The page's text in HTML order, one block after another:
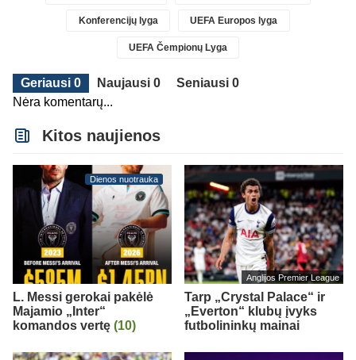
Konferencijų lyga UEFA Europos lyga
UEFA Čempionų Lyga
Geriausi 0 Naujausi 0
Seniausi 0
Nėra komentarų...
Kitos naujienos
Dienos nuotrauka
L. Messi gerokai pakėlė
Majamio „Inter“
komandos vertę (10)
Anglijos Premier League
Tarp „Crystal Palace“ ir
„Everton“ klubų įvyks
futbolininkų mainai